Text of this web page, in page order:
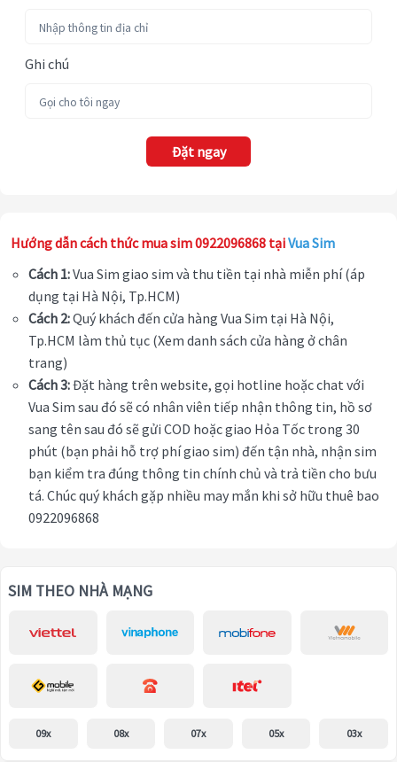
Ghi chú
Đặt ngay
Hướng dẫn cách thức mua sim 0922096868 tạiVua Sim
Cách 1:Vua Sim giao sim và thu tiền tại nhà miễn phí (áp
dụng tại Hà Nội, Tp.HCM)
Cách 2:Quý khách đến cửa hàng Vua Sim tại Hà Nội,
Tp.HCM làm thủ tục (Xem danh sách cửa hàng ở chân
trang)
Cách 3:Đặt hàng trên website, gọi hotline hoặc chat với
Vua Sim sau đó sẽ có nhân viên tiếp nhận thông tin, hồ sơ
sang tên sau đó sẽ gửi COD hoặc giao Hỏa Tốc trong 30
phút (bạn phải hỗ trợ phí giao sim) đến tận nhà, nhận sim
bạn kiểm tra đúng thông tin chính chủ và trả tiền cho bưu
tá. Chúc quý khách gặp nhiều may mắn khi sở hữu thuê bao
0922096868
SIM THEO NHÀ MẠNG
09x 08x 07x 05x 03x